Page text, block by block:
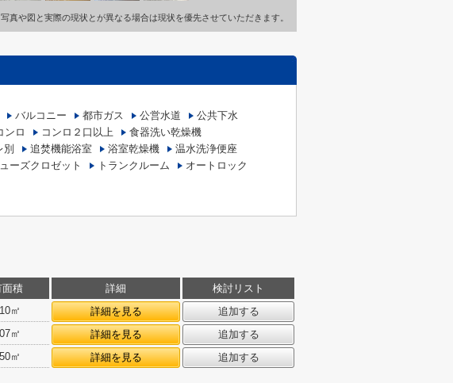
真や図と実際の現状とが異なる場合は現状を優先させていただきます。
バルコニー 都市ガス 公営水道
公共下水
ンロ コンロ２口以上
食器洗い乾燥機
別 追焚機能浴室 浴室乾燥機
温水洗浄便座
ーズクロゼット トランクルーム
オートロック
面積 詳細
検討リスト
㎡ 詳細を見る
追加する
㎡ 詳細を見る
追加する
㎡ 詳細を見る 追加する